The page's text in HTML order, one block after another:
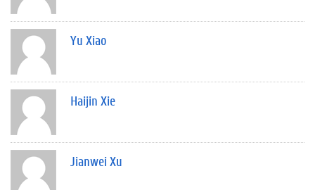
Yu Xiao
Haijin Xie
Jianwei Xu